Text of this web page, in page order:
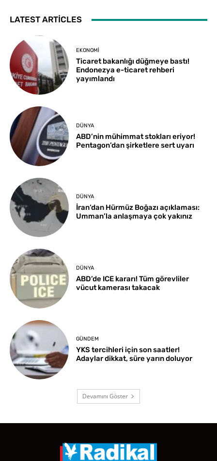
LATEST ARTICLES
EKONOMI
Ticaret bakanlığı düğmeye bastı!
Endonezya e-ticaret rehberi
yayımlandı
DÜNYA
ABD’nin mühimmat stokları eriyor!
Pentagon’dan şirketlere sert uyarı
DÜNYA
İran’dan Hürmüz Boğazı açıklaması:
Umman’la anlaşmaya çok yakınız
DÜNYA
ABD’de ICE kararı! Tüm görevliler
vücut kamerası takacak
GÜNDEM
YKS tercihleri için son saatler!
Adaylar dikkat, süre yarın doluyor
Devamını Göster